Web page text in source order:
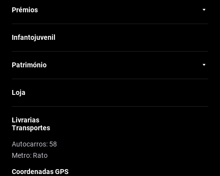
Prémios
Infantojuvenil
Património
Loja
Livrarias
Transportes
Autocarros: 58
Metro: Rato
Coordenadas GPS